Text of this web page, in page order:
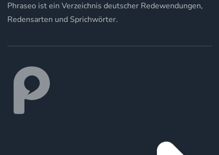
Phraseo ist ein Verzeichnis deutscher Redewendungen,
Redensarten und Sprichwörter.